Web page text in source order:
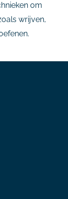
om
wrijven,